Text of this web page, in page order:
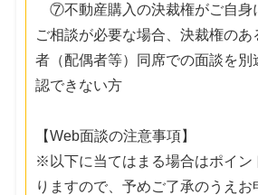
⑦不動産購入の決裁権がご自身
ご相談が必要な場合、決裁権のあ
者（配偶者等）同席での面談を別
認できない方
【Web面談の注意事項】
※以下に当てはまる場合はポイン
りますので、予めご了承のうえお